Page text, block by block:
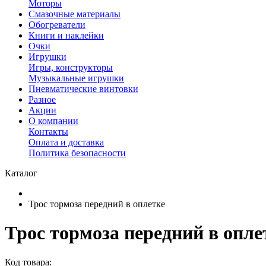
Моторы
Смазочные материалы
Обогреватели
Книги и наклейки
Очки
Игрушки
Игры, конструкторы
Музыкальные игрушки
Пневматические винтовки
Разное
Акции
О компании
Контакты
Оплата и доставка
Политика безопасности
Каталог
Трос тормоза передний в оплетке
Трос тормоза передний в
Код товара: